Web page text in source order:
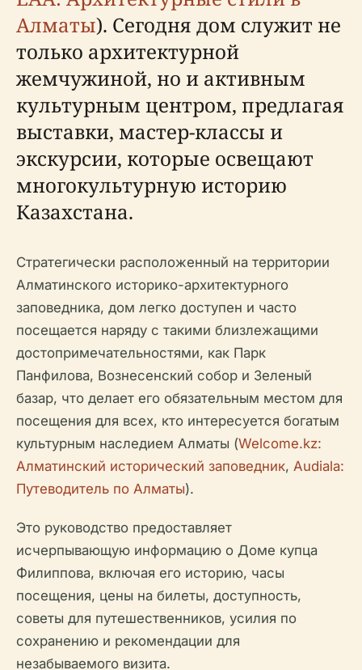
Алматы). Сегодня дом служит не
только архитектурной
жемчужиной, но и активным
культурным центром, предлагая
выставки, мастер-классы и
экскурсии, которые освещают
многокультурную историю
Казахстана.
Стратегически расположенный на территории
Алматинского историко-архитектурного
заповедника, дом легко доступен и часто
посещается наряду с такими близлежащими
достопримечательностями, как Парк
Панфилова, Вознесенский собор и Зеленый
базар, что делает его обязательным местом для
посещения для всех, кто интересуется богатым
культурным наследием Алматы (Welcome.kz:
Алматинский исторический заповедник, Audiala:
Путеводитель по Алматы).
Это руководство предоставляет
исчерпывающую информацию о Доме купца
Филиппова, включая его историю, часы
посещения, цены на билеты, доступность,
советы для путешественников, усилия по
сохранению и рекомендации для
незабываемого визита.